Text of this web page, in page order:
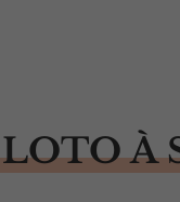
LOTO À